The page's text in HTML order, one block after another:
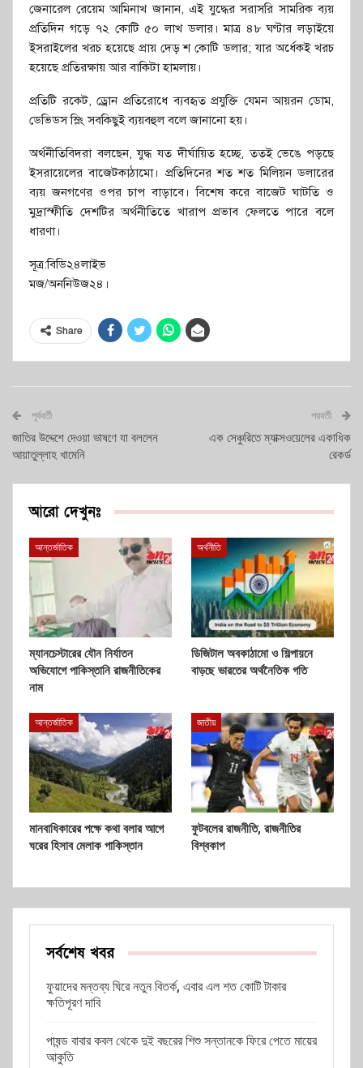
জেনারেল রেয়েম আমিনাখ জানান, এই যুদ্ধের সরাসরি সামরিক ব্যয়
প্রতিদিন গড়ে ৭২ কোটি ৫০ লাখ ডলার। মাত্র ৪৮ ঘণ্টার লড়াইয়ে
ইসরাইলের খরচ হয়েছে প্রায় দেড় শ কোটি ডলার; যার অর্ধেকই খরচ
হয়েছে প্রতিরক্ষায় আর বাকিটা হামলায়।
প্রতিটি রকেট, ড্রোন প্রতিরোধে ব্যবহৃত প্রযুক্তি যেমন আয়রন ডোম,
ডেভিডস স্লিং সবকিছুই ব্যয়বহুল বলে জানানো হয়।
অর্থনীতিবিদরা বলছেন, যুদ্ধ যত দীর্ঘায়িত হচ্ছে, ততই ভেঙে পড়ছে
ইসরায়েলের বাজেটকাঠামো। প্রতিদিনের শত শত মিলিয়ন ডলারের
ব্যয় জনগণের ওপর চাপ বাড়াবে। বিশেষ করে বাজেট ঘাটতি ও
মুদ্রাস্ফীতি দেশটির অর্থনীতিতে খারাপ প্রভাব ফেলতে পারে বলে
ধারণা।
সূত্র:বিডি২৪লাইভ
মজ/অননিউজ২৪।
Share
পূর্ববর্তী
জাতির উদ্দেশে দেওয়া ভাষণে যা বললেন
আয়াতুল্লাহ খামেনি
পরবর্তী
এক সেঞ্চুরিতে ম্যাক্সওয়েলের একাধিক
রেকর্ড
আরো দেখুনঃ
আন্তর্জাতিক
ম্যানচেস্টারের যৌন নির্যাতন
অভিযোগে পাকিস্তানি রাজনীতিকের
নাম
অর্থনীতি
ডিজিটাল অবকাঠামো ও শিল্পায়নে
বাড়ছে ভারতের অর্থনৈতিক গতি
আন্তর্জাতিক
মানবাধিকারের পক্ষে কথা বলার আগে
ঘরের হিসাব মেলাক পাকিস্তান
জাতীয়
ফুটবলের রাজনীতি, রাজনীতির
বিশ্বকাপ
সর্বশেষ খবর
ফুয়াদের মন্তব্য ঘিরে নতুন বিতর্ক, এবার এল শত কোটি টাকার
ক্ষতিপূরণ দাবি
পাষন্ড বাবার কবল থেকে দুই বছরের শিশু সন্তানকে ফিরে পেতে মায়ের
আকুতি